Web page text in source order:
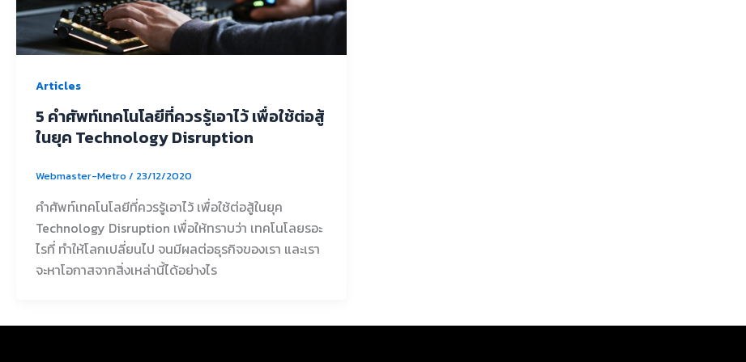
Articles
5 คำศัพท์เทคโนโลยีที่ควรรู้เอาไว้ เพื่อใช้ต่อสู้
ในยุค Technology Disruption
Webmaster-Metro / 23/12/2020
คำศัพท์เทคโนโลยีที่ควรรู้เอาไว้ เพื่อใช้ต่อสู้ในยุค
Technology Disruption เพื่อให้ทราบว่า เทคโนโลยรอะ
ไรที่ ทำให้โลกเปลี่ยนไป จนมีผลต่อธุรกิจของเรา และเรา
จะหาโอกาสจากสิ่งเหล่านี้ได้อย่างไร